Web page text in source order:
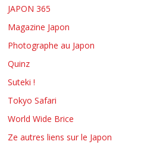
JAPON 365
Magazine Japon
Photographe au Japon
Quinz
Suteki !
Tokyo Safari
World Wide Brice
Ze autres liens sur le Japon